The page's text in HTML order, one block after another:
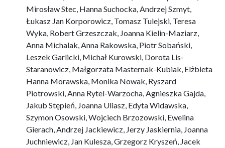
Mirosław Stec, Hanna Suchocka, Andrzej Szmyt,
Łukasz Jan Korporowicz, Tomasz Tulejski, Teresa
Wyka, Robert Grzeszczak, Joanna Kielin-Maziarz,
Anna Michalak, Anna Rakowska, Piotr Sobański,
Leszek Garlicki, Michał Kurowski, Dorota Lis-
Staranowicz, Małgorzata Masternak-Kubiak, Elżbieta
Hanna Morawska, Monika Nowak, Ryszard
Piotrowski, Anna Rytel-Warzocha, Agnieszka Gajda,
Jakub Stępień, Joanna Uliasz, Edyta Widawska,
Szymon Osowski, Wojciech Brzozowski, Ewelina
Gierach, Andrzej Jackiewicz, Jerzy Jaskiernia, Joanna
Juchniewicz, Jan Kulesza, Grzegorz Kryszeń, Jacek